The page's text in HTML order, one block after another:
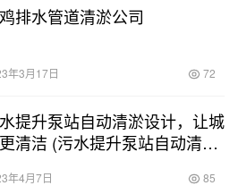
排水管道清淤公司
年3月17日 72
提升泵站自动清淤设计，让城
清洁 (污水提升泵站自动清淤
年4月7日 85